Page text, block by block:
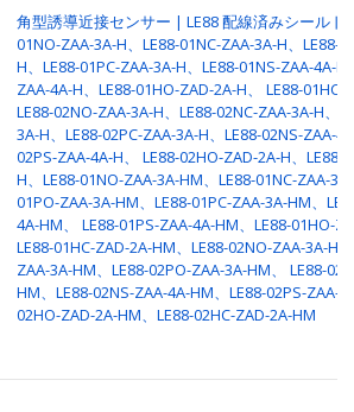
角型誘導近接センサー | LE88 配線済みシールド
01NO-ZAA-3A-H、LE88-01NC-ZAA-3A-H、LE88-
H、LE88-01PC-ZAA-3A-H、LE88-01NS-ZAA-4A-H
ZAA-4A-H、LE88-01HO-ZAD-2A-H、 LE88-01HC-
LE88-02NO-ZAA-3A-H、LE88-02NC-ZAA-3A-H、
3A-H、LE88-02PC-ZAA-3A-H、LE88-02NS-ZAA-
02PS-ZAA-4A-H、 LE88-02HO-ZAD-2A-H、LE88-
H、LE88-01NO-ZAA-3A-HM、LE88-01NC-ZAA-
01PO-ZAA-3A-HM、LE88-01PC-ZAA-3A-HM、
4A-HM、 LE88-01PS-ZAA-4A-HM、LE88-01HO-
LE88-01HC-ZAD-2A-HM、LE88-02NO-ZAA-3A-
ZAA-3A-HM、LE88-02PO-ZAA-3A-HM、 LE88-
HM、LE88-02NS-ZAA-4A-HM、LE88-02PS-ZAA-
02HO-ZAD-2A-HM、LE88-02HC-ZAD-2A-HM